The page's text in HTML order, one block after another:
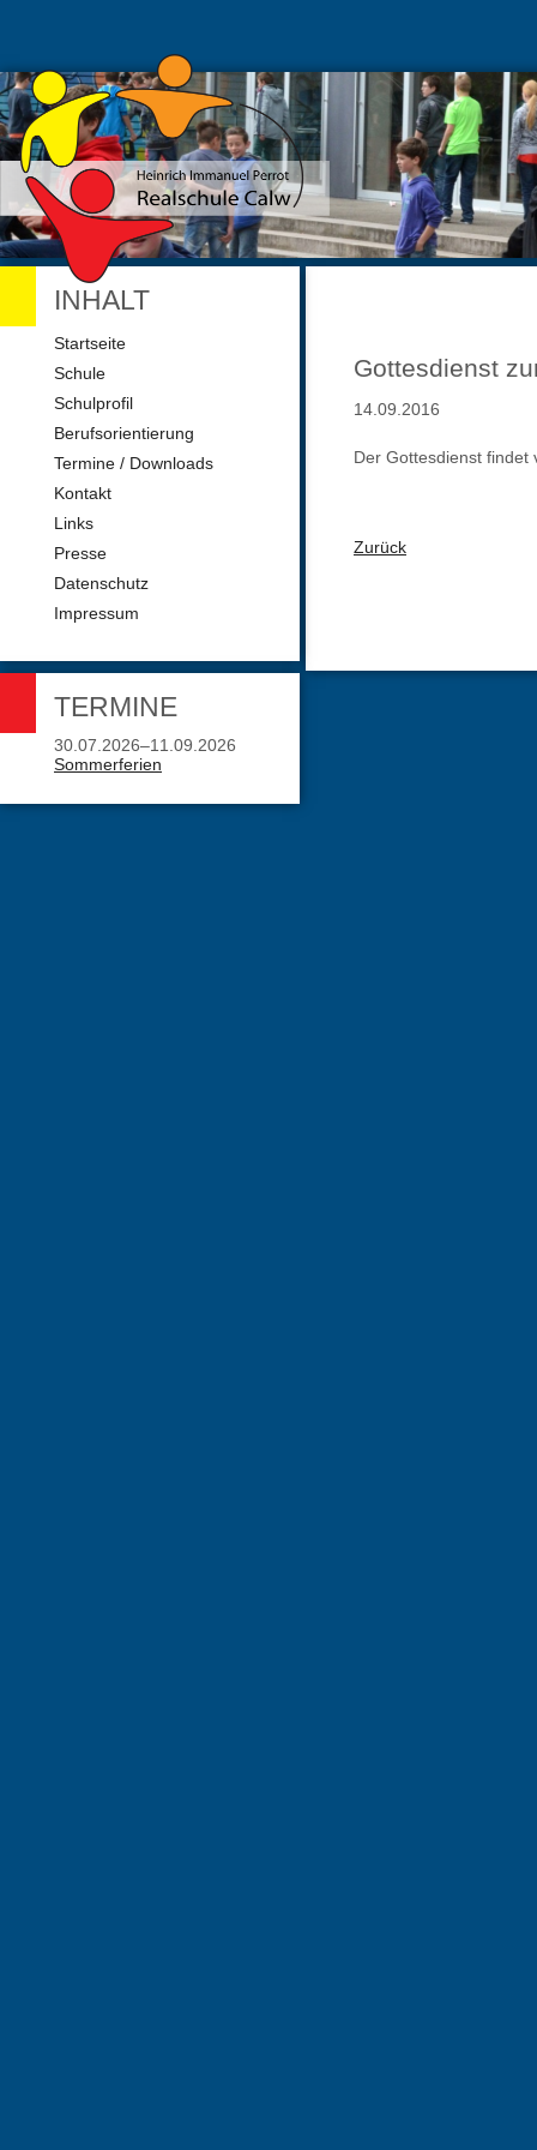
Gottesdienst
14.09.2016
Der Gottesdienst
Zurück
INHALT
Navigation
Startseite
Schule
Schulprofil
Berufsorientierung
Termine / Downloads
Kontakt
Links
Presse
Datenschutz
Impressum
TERMINE
30.07.2026–11.09.2026
Sommerferien